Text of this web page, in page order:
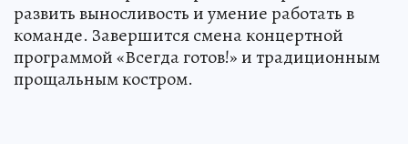
развить выносливость и умение работать в
команде. Завершится смена концертной
программой «Всегда готов!» и традиционным
прощальным костром.